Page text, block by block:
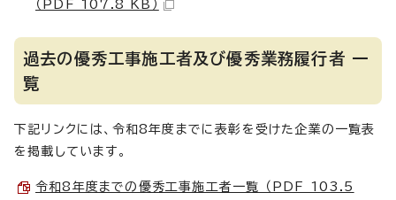
（PDF 107.8 KB）
過去の優秀工事施工者及び優秀業務履行者 一
覧
下記リンクには、令和8年度までに表彰を受けた企業の一覧表
を掲載しています。
令和8年度までの優秀工事施工者一覧 （PDF 103.5